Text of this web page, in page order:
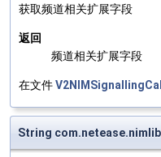
获取频道相关扩展字段
返回
频道相关扩展字段
在文件
String